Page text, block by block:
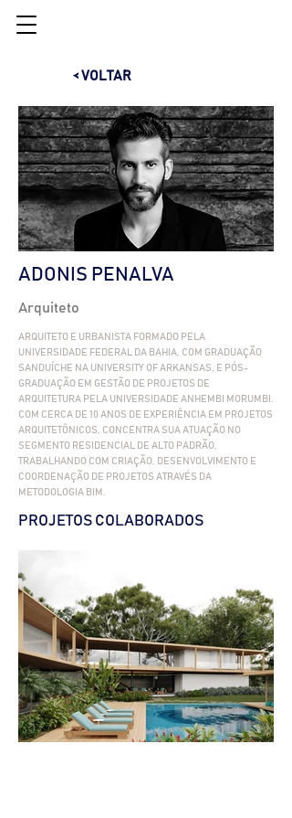
< VOLTAR
ADONIS PENALVA
Arquiteto
ARQUITETO E URBANISTA FORMADO PELA
UNIVERSIDADE FEDERAL DA BAHIA, COM GRADUAÇÃO
SANDUÍCHE NA UNIVERSITY OF ARKANSAS, E PÓS-
GRADUAÇÃO EM GESTÃO DE PROJETOS DE
ARQUITETURA PELA UNIVERSIDADE ANHEMBI MORUMBI.
COM CERCA DE 10 ANOS DE EXPERIÊNCIA EM PROJETOS
ARQUITETÔNICOS, CONCENTRA SUA ATUAÇÃO NO
SEGMENTO RESIDENCIAL DE ALTO PADRÃO,
TRABALHANDO COM CRIAÇÃO, DESENVOLVIMENTO E
COORDENAÇÃO DE PROJETOS ATRAVÉS DA
METODOLOGIA BIM.
PROJETOS COLABORADOS